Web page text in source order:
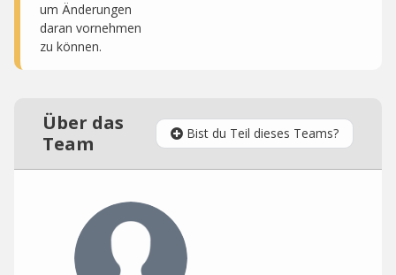
um Änderungen
daran vornehmen
zu können.
Über das
Team
Bist du Teil dieses Teams?